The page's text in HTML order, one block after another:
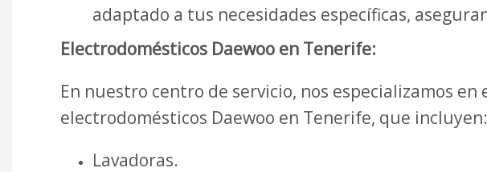
adaptado a tus necesidades específicas,
Electrodomésticos Daewoo en Tenerife:
En nuestro centro de servicio, nos especializamos
electrodomésticos Daewoo en Tenerife, que incluyen:
Lavadoras.